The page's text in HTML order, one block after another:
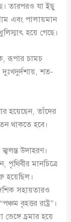
তারপরও যা ইছু
এবং পালায়মান
হয়ে গেছে।
রূপার চামচ
শত-
হয়েছেন, তাঁদের
থাকতে হবে।
উদাহরণ।
পৃথিবীর মানচিত্রে
হয়েছিল।
সহায়তারও
বৃহত্তর রাষ্ট্র”।
ভেঙ্গে চ্রমার হয়ে